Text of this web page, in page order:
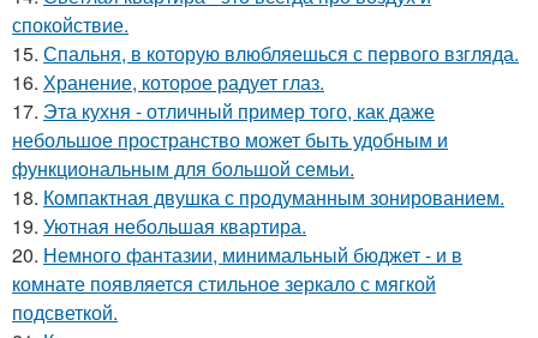
спокойствие.
15. Спальня, в которую влюбляешься с первого взгляда.
16. Хранение, которое радует глаз.
17. Эта кухня - отличный пример того, как даже
небольшое пространство может быть удобным и
функциональным для большой семьи.
18. Компактная двушка с продуманным зонированием.
19. Уютная небольшая квартира.
20. Немного фантазии, минимальный бюджет - и в
комнате появляется стильное зеркало с мягкой
подсветкой.